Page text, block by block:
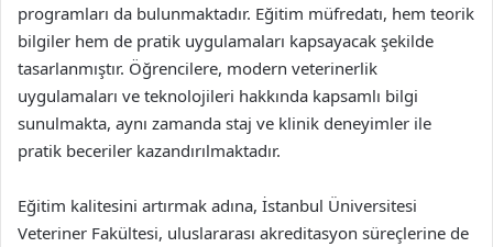
programları da bulunmaktadır. Eğitim müfredatı, hem teorik
bilgiler hem de pratik uygulamaları kapsayacak şekilde
tasarlanmıştır. Öğrencilere, modern veterinerlik
uygulamaları ve teknolojileri hakkında kapsamlı bilgi
sunulmakta, aynı zamanda staj ve klinik deneyimler ile
pratik beceriler kazandırılmaktadır.
Eğitim kalitesini artırmak adına, İstanbul Üniversitesi
Veteriner Fakültesi, uluslararası akreditasyon süreçlerine de